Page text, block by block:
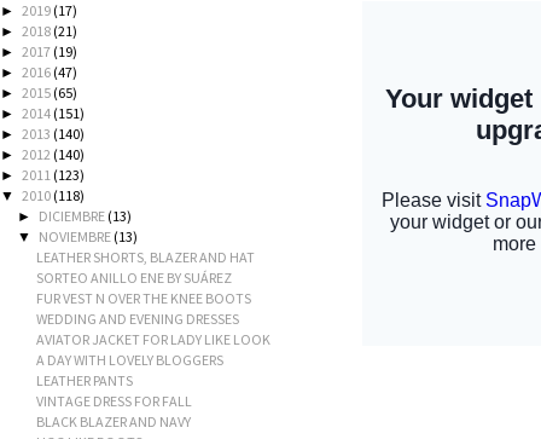
► 2019 (17)
► 2018 (21)
► 2017 (19)
► 2016 (47)
► 2015 (65)
► 2014 (151)
► 2013 (140)
► 2012 (140)
► 2011 (123)
▼ 2010 (118)
► DICIEMBRE (13)
▼ NOVIEMBRE (13)
LEATHER SHORTS, BLAZER AND HAT
SORTEO ANILLO ENE BY SUÁREZ
FUR VEST N OVER THE KNEE BOOTS
WEDDING AND EVENING DRESSES
AVIATOR JACKET FOR LADY LIKE LOOK
A DAY WITH LOVELY BLOGGERS
LEATHER PANTS
VINTAGE DRESS FOR FALL
BLACK BLAZER AND NAVY